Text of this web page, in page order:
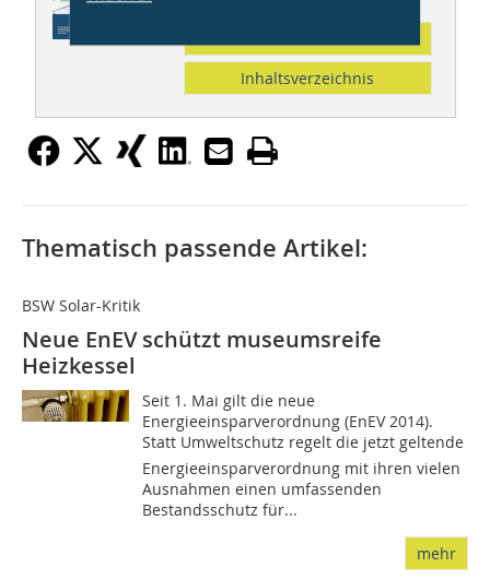
Inhaltsverzeichnis
Thematisch passende Artikel:
BSW Solar-Kritik
Neue EnEV schützt museumsreife
Heizkessel
Seit 1. Mai gilt die neue
Energieeinsparverordnung (EnEV 2014).
Statt Umweltschutz regelt die jetzt geltende
Energieeinsparverordnung mit ihren vielen
Ausnahmen einen umfassenden
Bestandsschutz für...
mehr